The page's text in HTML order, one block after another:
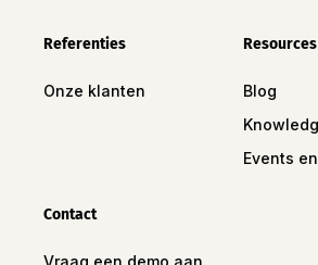
Referenties
Onze klanten
Resources
Blog
Events
Contact
Vraag een demo aan